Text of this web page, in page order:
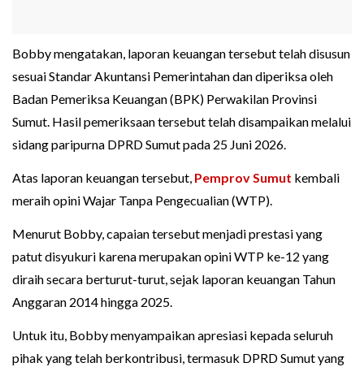
Bobby mengatakan, laporan keuangan tersebut telah disusun
sesuai Standar Akuntansi Pemerintahan dan diperiksa oleh
Badan Pemeriksa Keuangan (BPK) Perwakilan Provinsi
Sumut. Hasil pemeriksaan tersebut telah disampaikan melalui
sidang paripurna DPRD Sumut pada 25 Juni 2026.
Atas laporan keuangan tersebut, Pemprov Sumut kembali
meraih opini Wajar Tanpa Pengecualian (WTP).
Menurut Bobby, capaian tersebut menjadi prestasi yang
patut disyukuri karena merupakan opini WTP ke-12 yang
diraih secara berturut-turut, sejak laporan keuangan Tahun
Anggaran 2014 hingga 2025.
Untuk itu, Bobby menyampaikan apresiasi kepada seluruh
pihak yang telah berkontribusi, termasuk DPRD Sumut yang